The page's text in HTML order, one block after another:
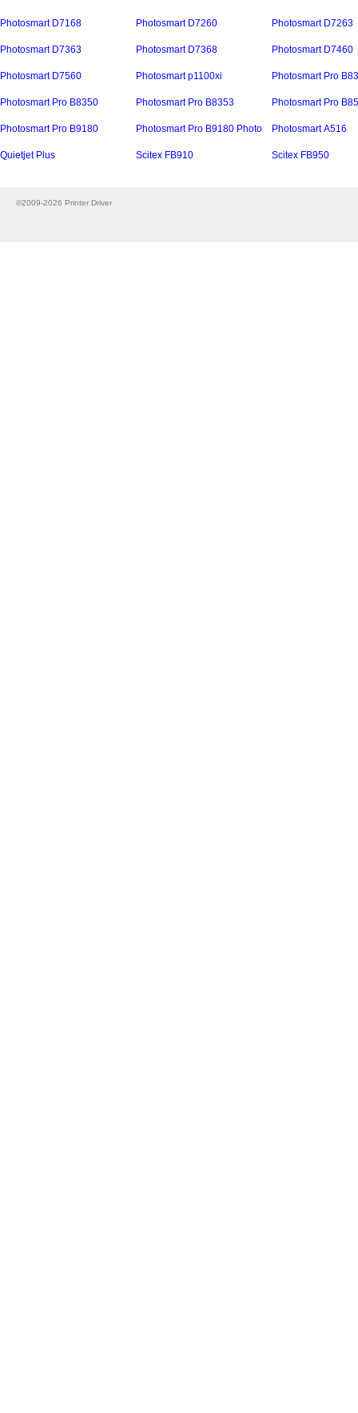
Photosmart D7168 Photosmart D7260 Photosmart D7263
Photosmart D7363 Photosmart D7368 Photosmart D7460
Photosmart D7560 Photosmart p1100xi Photosmart Pro
Photosmart Pro B8350 Photosmart Pro B8353 Photosmart Pro
Photosmart Pro B9180 Photosmart Pro B9180 Photo Photosmart А516
Quietjet Plus Scitex FB910 Scitex FB950
©2009-2026 Printer Driver